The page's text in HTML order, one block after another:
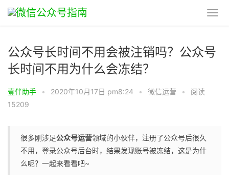
公众号长时间不用会被注销吗？公众号
长时间不用为什么会冻结？
壹伴助手 • 2020年10月17日 pm8:24 • 微信运营 •
阅读
15209
很多刚涉足公众号运营领域的小伙伴，注册了公众号后很久
不用，登录公众号后台时，结果发现账号被冻结，这是为什
么呢？一起来看看吧~